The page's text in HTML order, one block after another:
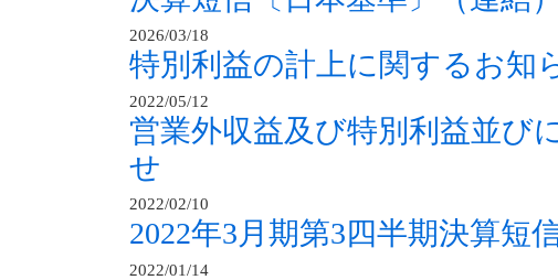
2026/03/18
特別利益の計上に関するお知
2022/05/12
営業外収益及び特別利益並び
せ
2022/02/10
2022年3月期第3四半期決算短
2022/01/14